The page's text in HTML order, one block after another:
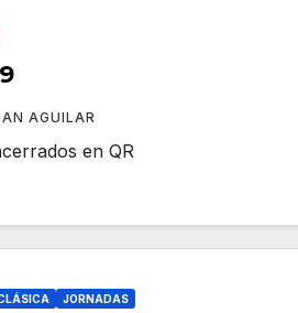
AGUILAR
en QR
JORNADAS